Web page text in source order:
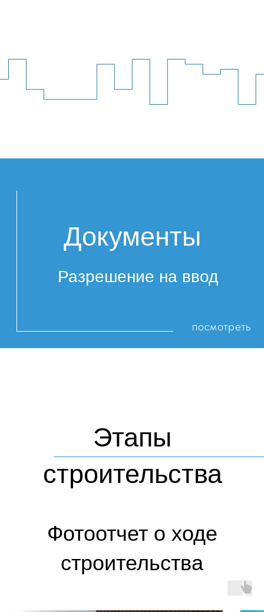
Уведомление об использовании файлов куки и